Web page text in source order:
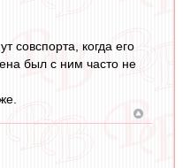
совспорта, когда его
был с ним часто не